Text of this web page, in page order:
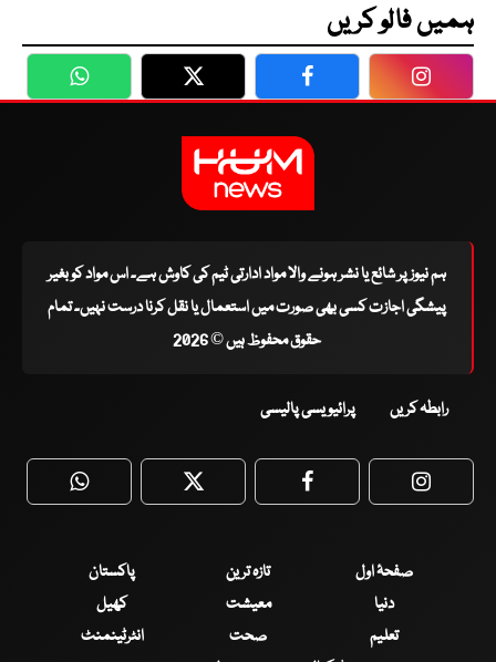
ہمیں فالو کریں
WhatsApp Twitter Facebook
ہم نیوز پر شائع یا نشر ہونے والا مواد ادارتی ٹیم کی کاوش ہے۔ اس مواد کو بغیر
پیشگی اجازت کسی بھی صورت میں استعمال یا نقل کرنا درست نہیں۔ تمام
حقوق محفوظ ہیں © 2026
رابطہ کریں پرائیویسی پالیسی
WhatsApp Twitter Facebook
صفحۂ اول تازہ ترین
پاکستان
دنیا
معیشت
کھیل
تعلیم
صحت
انٹرٹینمنٹ